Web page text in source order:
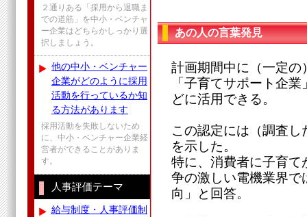
あの人の言葉発見
計画期間中に（一定の
「子育てサポート企
どに活用できる。
この認定には（調査し
を示した。
特に、消費者に子育て
争の激しい電機業界で
向」と回答。
２通りある「採用から退職ま
での道筋」を中小・ベンチャ
ー企業はどちらかしっかり選
択しましょう。
他の中小・ベンチャー
企業がどのように採用
活動を行っているか知
る方法があります
採用活動を失敗しないため
に、中小・ベンチャー企業経
営者ができることがありま
す。
人事評価テーマ
給与制度・人事評価制